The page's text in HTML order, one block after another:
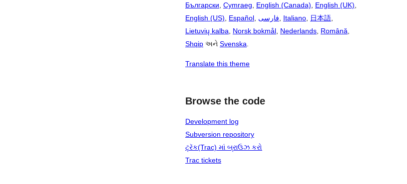
Български Cymraeg English (Canada) English (UK)
English (US)
Español فارسی Italiano 日本語
Lietuvių kalba
Norsk bokmål Nederlands Română
Shqip અને Svenska
Translate this theme
Browse the code
Development log
Subversion repository
ટ્રૅક(Trac) માં બ્રાઉઝ કરો
Trac tickets